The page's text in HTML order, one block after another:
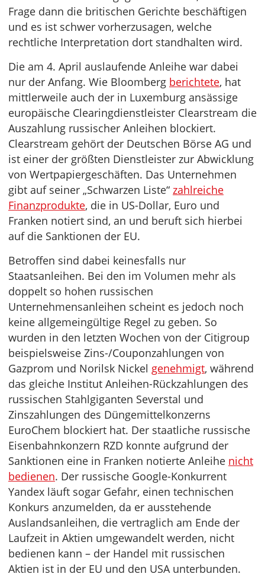
Frage dann die britischen Gerichte beschäftigen
und es ist schwer vorherzusagen, welche
rechtliche Interpretation dort standhalten wird.
Die am 4. April auslaufende Anleihe war dabei
nur der Anfang. Wie Bloomberg berichtete, hat
mittlerweile auch der in Luxemburg ansässige
europäische Clearingdienstleister Clearstream die
Auszahlung russischer Anleihen blockiert.
Clearstream gehört der Deutschen Börse AG und
ist einer der größten Dienstleister zur Abwicklung
von Wertpapiergeschäften. Das Unternehmen
gibt auf seiner „Schwarzen Liste“ zahlreiche
Finanzprodukte, die in US-Dollar, Euro und
Franken notiert sind, an und beruft sich hierbei
auf die Sanktionen der EU.
Betroffen sind dabei keinesfalls nur
Staatsanleihen. Bei den im Volumen mehr als
doppelt so hohen russischen
Unternehmensanleihen scheint es jedoch noch
keine allgemeingültige Regel zu geben. So
wurden in den letzten Wochen von der Citigroup
beispielsweise Zins-/Couponzahlungen von
Gazprom und Norilsk Nickel genehmigt, während
das gleiche Institut Anleihen-Rückzahlungen des
russischen Stahlgiganten Severstal und
Zinszahlungen des Düngemittelkonzerns
EuroChem blockiert hat. Der staatliche russische
Eisenbahnkonzern RZD konnte aufgrund der
Sanktionen eine in Franken notierte Anleihe nicht
bedienen. Der russische Google-Konkurrent
Yandex läuft sogar Gefahr, einen technischen
Konkurs anzumelden, da er ausstehende
Auslandsanleihen, die vertraglich am Ende der
Laufzeit in Aktien umgewandelt werden, nicht
bedienen kann – der Handel mit russischen
Aktien ist in der EU und den USA unterbunden.